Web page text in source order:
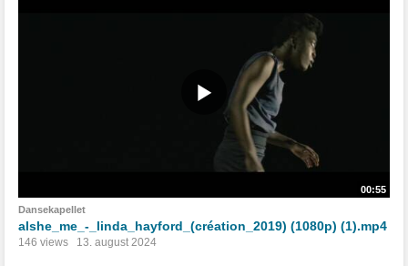
00:55
Dansekapellet
alshe_me_-_linda_hayford_(création_2019) (1080p) (1).mp4
146 views 13. august 2024